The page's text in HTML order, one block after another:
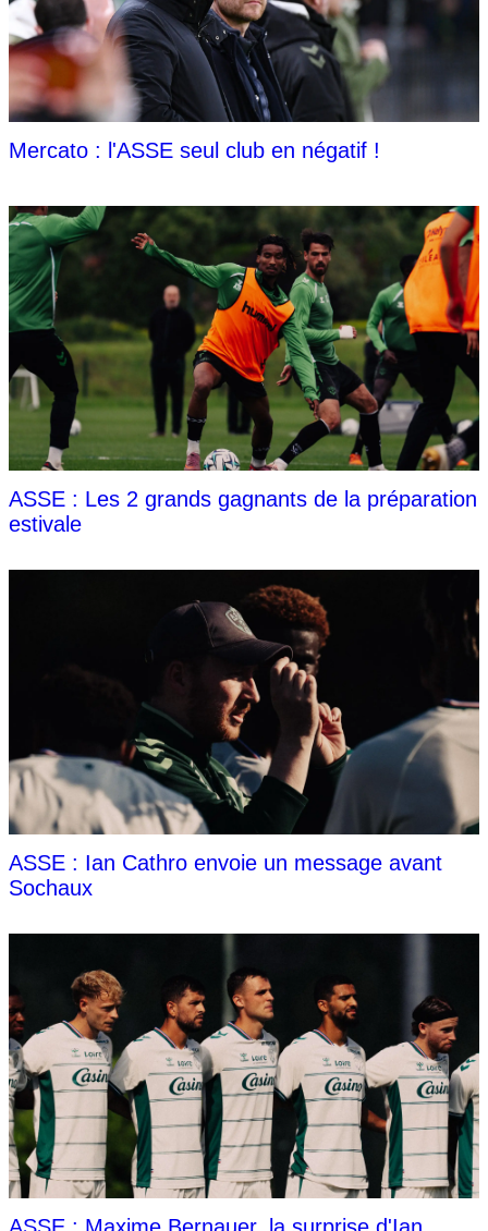
Mercato : l'ASSE seul club en négatif !
ASSE : Les 2 grands gagnants de la préparation
estivale
ASSE : Ian Cathro envoie un message avant
Sochaux